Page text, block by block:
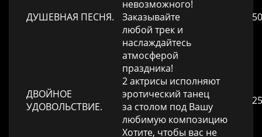
ДУШЕВНАЯ ПЕСНЯ.
невозможного!
Заказывайте
любой трек и
наслаждайтесь
атмосферой
праздника!
ДВОЙНОЕ
УДОВОЛЬСТВИЕ.
2 актрисы исполняют
эротический танец
за столом под Вашу
любимую композицию
Хотите, чтобы вас не